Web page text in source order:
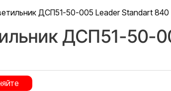
ДСП51-50-005 Leader Standart 840
ДСП51-50-